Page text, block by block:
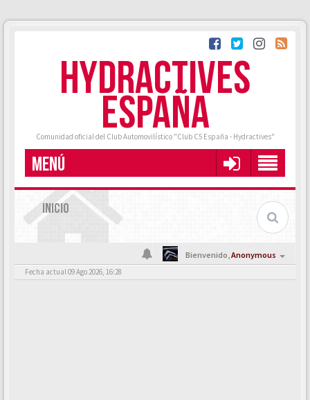
HYDRACTIVES
ESPAÑA
Comunidad oficial del Club Automovilístico "Club C5 España - Hydractives"
MENÚ
INICIO
Bienvenido,Anonymous
Fecha actual 09 Ago 2026, 16:28